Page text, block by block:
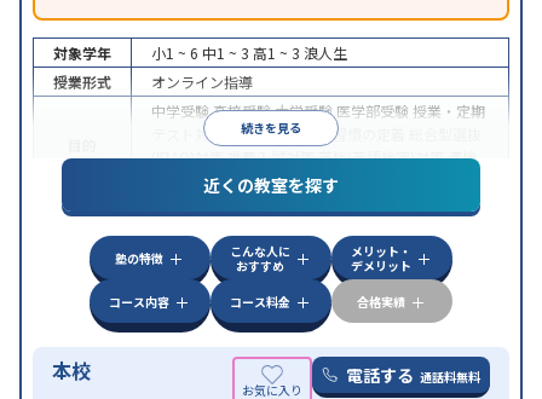
続きを見る
対象学年 小1 ~ 6 中1 ~ 3 高1 ~ 3 浪人生
授業形式
オンライン指導
中学受験高校受験大学受験 医学部受験 授業・定期
テスト対策
内申点対策 学習習慣の定着
(旧AO)対策推薦入試対策英検(英語検定)対策漢検
(漢字検定)対策
中高一貫校生に対応成績保証制度あり授業の振替
可能不登校生に対応学習にPC・タブレットを利用
オンライン対応1科目から受講可能
近くの教室を探す
塾の特徴
こんな人に
おすすめ
メリット・
デメリット
コース内容
コース料金 合格実績
本校 電話する 通話料無料